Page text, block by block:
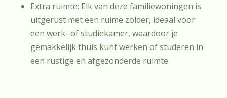
Extra ruimte: Elk van deze familiewoningen is
uitgerust met een ruime zolder, ideaal voor
een werk- of studiekamer, waardoor je
gemakkelijk thuis kunt werken of studeren in
een rustige en afgezonderde ruimte.